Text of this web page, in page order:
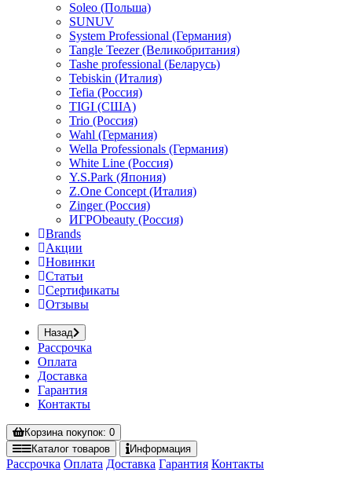
Soleo (Польша)
SUNUV
System Professional (Германия)
Tangle Teezer (Великобритания)
Tashe professional (Беларусь)
Tebiskin (Италия)
Tefia (Россия)
TIGI (США)
Trio (Россия)
Wahl (Германия)
Wella Professionals (Германия)
White Line (Россия)
Y.S.Park (Япония)
Z.One Concept (Италия)
Zinger (Россия)
ИГРОbeauty (Россия)
Brands
Акции
Новинки
Статьи
Сертификаты
Отзывы
Назад
Рассрочка
Оплата
Доставка
Гарантия
Контакты
Корзинапокупок: 0
Каталог товаров Информация
Рассрочка Оплата Доставка Гарантия Контакты